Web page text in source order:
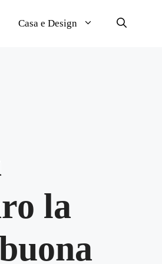
Casa e Design
la